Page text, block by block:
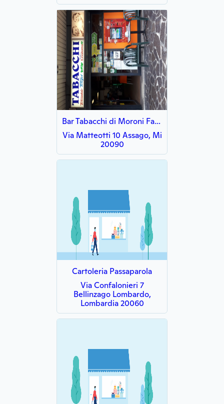
Bar Tabacchi di Moroni Fabio
Via Matteotti 10 Assago, Mi
20090
Cartoleria Passaparola
Via Confalonieri 7
Bellinzago Lombardo,
Lombardia 20060